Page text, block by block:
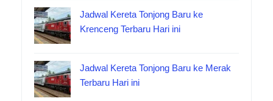
Jadwal Kereta Tonjong Baru ke
Krenceng Terbaru Hari ini
Jadwal Kereta Tonjong Baru ke Merak
Terbaru Hari ini